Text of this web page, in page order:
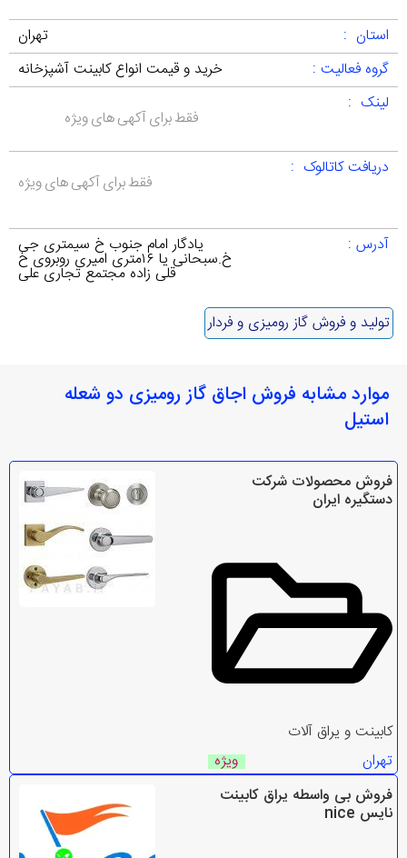
استان :
تهران
گروه فعالیت :
خرید و قیمت انواع کابینت آشپزخانه
لینک :
فقط برای آکهی های ویژه
دریافت کاتالوک :
فقط برای آکهی های ویژه
آدرس : یادگار امام جنوب خ سیمتری جی
خ.سبحانی یا ۱۶متری امیری روبروی خ
قلی زاده مجتمع تجاری علی
تولید و فروش گاز رومیزی و فردار
موارد مشابه فروش اجاق گاز رومیزی دو شعله
استیل
فروش محصولات شرکت
دستگیره ایران
کابینت و یراق آلات
تهران
ویژه
فروش بی واسطه یراق کابینت
نایس nice